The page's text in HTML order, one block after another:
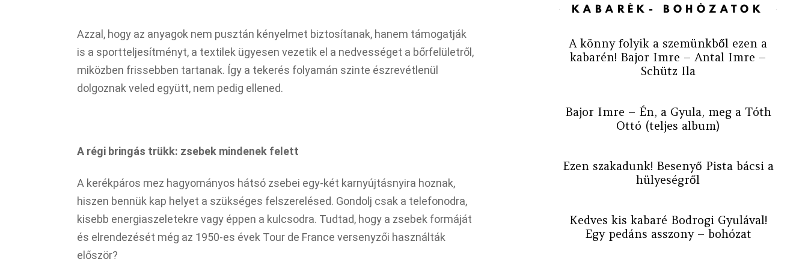
Azzal, hogy az anyagok nem pusztán kényelmet biztosítanak, hanem támogatják
is a sportteljesítményt, a textilek ügyesen vezetik el a nedvességet a bőrfelületről,
miközben frissebben tartanak. Így a tekerés folyamán szinte észrevétlenül
dolgoznak veled együtt, nem pedig ellened.
A régi bringás trükk: zsebek mindenek felett
A kerékpáros mez hagyományos hátsó zsebei egy-két karnyújtásnyira hoznak,
hiszen bennük kap helyet a szükséges felszerelésed. Gondolj csak a telefonodra,
kisebb energiaszeletekre vagy éppen a kulcsodra. Tudtad, hogy a zsebek formáját
és elrendezését még az 1950-es évek Tour de France versenyzői használták
először?
KABARÉK- BOHÓZATOK
A könny folyik a szemünkből ezen a
kabarén! Bajor Imre – Antal Imre –
Schütz Ila
Bajor Imre – Én, a Gyula, meg a Tóth
Ottó (teljes album)
Ezen szakadunk! Besenyő Pista bácsi a
hülyeségről
Kedves kis kabaré Bodrogi Gyulával!
Egy pedáns asszony – bohózat